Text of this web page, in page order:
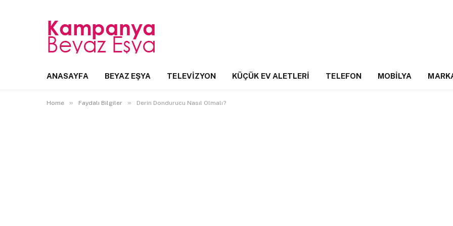
ANASAYFA BEYAZ EŞYA TELEVIZYON KÜÇÜK EV ALETLERI TELEFON MOBILYA
Home » Faydalı Bilgiler » Derin Dondurucu Nasıl Olmalı?